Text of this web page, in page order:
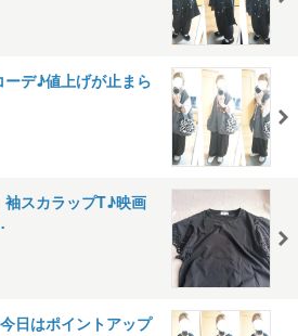
ーデ♪値上げが止まら
袖スカラップT♪映画
日はポイントアップ